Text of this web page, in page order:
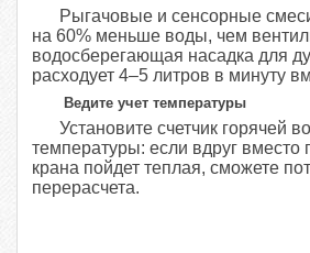
Рыгачовые и сенсорные
на 60% меньше воды, чем
водосберегающая насадка для
расходует 4–5 литров в минуту
Ведите учет температуры
Установите счетчик горячей
температуры: если вдруг вместо
крана пойдет теплая, сможете
перерасчета.